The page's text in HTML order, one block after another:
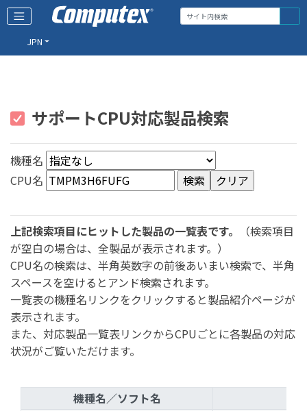
JPN
サポートCPU対応製品検索
機種名
CPU名
上記検索項目にヒットした製品の一覧表です。
（検索項目
が空白の場合は、全製品が表示されます。）
CPU名の検索は、半角英数字の前後あいまい検索で、半角
スペースを空けるとアンド検索されます。
一覧表の機種名リンクをクリックすると製品紹介ページが
表示されます。
また、対応製品一覧表リンクからCPUごとに各製品の対応
状況がご覧いただけます。
機種名／ソフト名